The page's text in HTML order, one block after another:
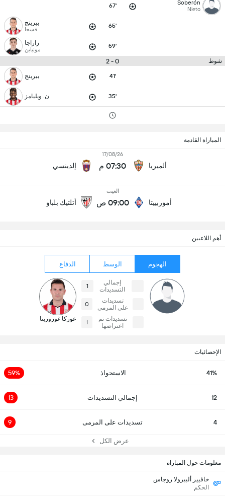
Soberón
Nieto
67'
65' بيرينج
فسجا
59' زاراجا
مونياين
شوط 0 - 2
41' بيرينج
35' ن. ويليامز
المباراة القادمة
ألميريا
17/08/26
07:30 م إلدينسي
أموربييتا
الغيت
09:00 ص أتلتيك بلباو
أهم اللاعبين
الهجوم الوسط الدفاع
إجمالي
التسديدات
1
تسديدات
على المرمى
0
تسديدات تم
اعتراضها
1 غوركا غوروزيتا
الإحصائيات
41% الاستحواذ 59%
12 إجمالي التسديدات 13
4 تسديدات على المرمى 9
عرض الكل
معلومات حول المباراة
خافيير ألبيرولا روجاس
الحكم